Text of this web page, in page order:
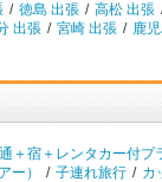
/ 徳島 出張 / 高松 出張
出張 / 宮崎 出張 / 鹿
＋宿＋レンタカー付プ
ー） / 子連れ旅行 / カ